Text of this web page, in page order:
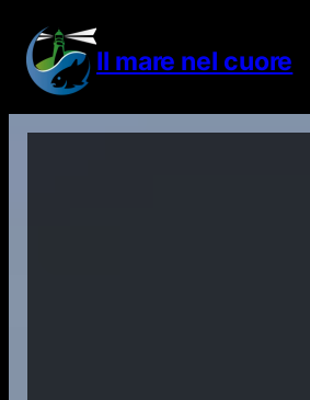
contenuto
Il mare nel cuore